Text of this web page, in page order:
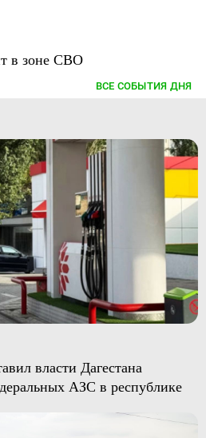
в зоне СВО
ВСЕ СОБЫТИЯ ДНЯ
власти Дагестана
АЗС в республике